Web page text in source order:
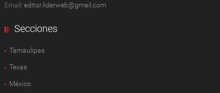
Email: editor.liderweb@gmail.com
Secciones
Tamaulipas
Texas
México